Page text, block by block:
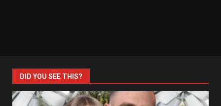
DID YOU SEE THIS?